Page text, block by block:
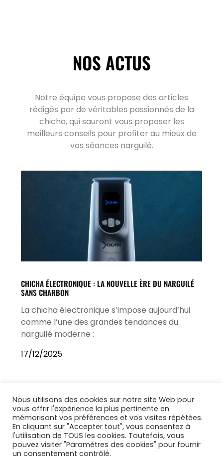
NOS ACTUS
Notre équipe vous propose des articles
rédigés par de véritables passionnés de la
chicha, qui sauront vous proposer les
meilleurs conseils pour profiter au mieux de
vos séances narguilé.
CHICHA ÉLECTRONIQUE : LA NOUVELLE ÈRE DU NARGUILÉ
SANS CHARBON
La chicha électronique s’impose aujourd’hui
comme l’une des grandes tendances du
narguilé moderne :
17/12/2025
Nous utilisons des cookies sur notre site Web pour
vous offrir l'expérience la plus pertinente en
mémorisant vos préférences et vos visites répétées.
En cliquant sur "Accepter tout", vous consentez à
l'utilisation de TOUS les cookies. Toutefois, vous
pouvez visiter "Paramètres des cookies" pour fournir
un consentement contrôlé.